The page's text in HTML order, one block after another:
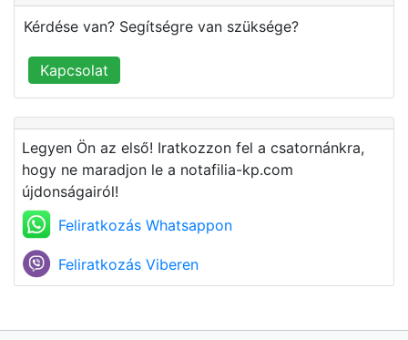
Kérdése van? Segítségre van szüksége?
Kapcsolat
Legyen Ön az első! Iratkozzon fel a csatornánkra,
hogy ne maradjon le a notafilia-kp.com
újdonságairól!
Feliratkozás Whatsappon
Feliratkozás Viberen